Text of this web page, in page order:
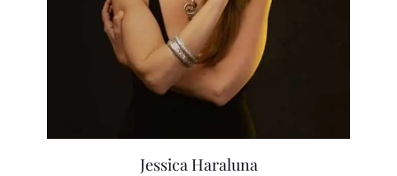
Jessica Haraluna